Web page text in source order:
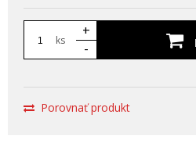
ks
+
-
Porovnať produkt